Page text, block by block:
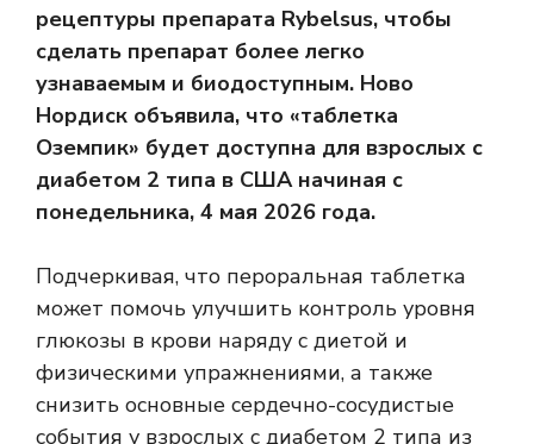
рецептуры препарата Rybelsus, чтобы
сделать препарат более легко
узнаваемым и биодоступным. Ново
Нордиск объявила, что «таблетка
Оземпик» будет доступна для взрослых с
диабетом 2 типа в США начиная с
понедельника, 4 мая 2026 года.
Подчеркивая, что пероральная таблетка
может помочь улучшить контроль уровня
глюкозы в крови наряду с диетой и
физическими упражнениями, а также
снизить основные сердечно-сосудистые
события у взрослых с диабетом 2 типа из